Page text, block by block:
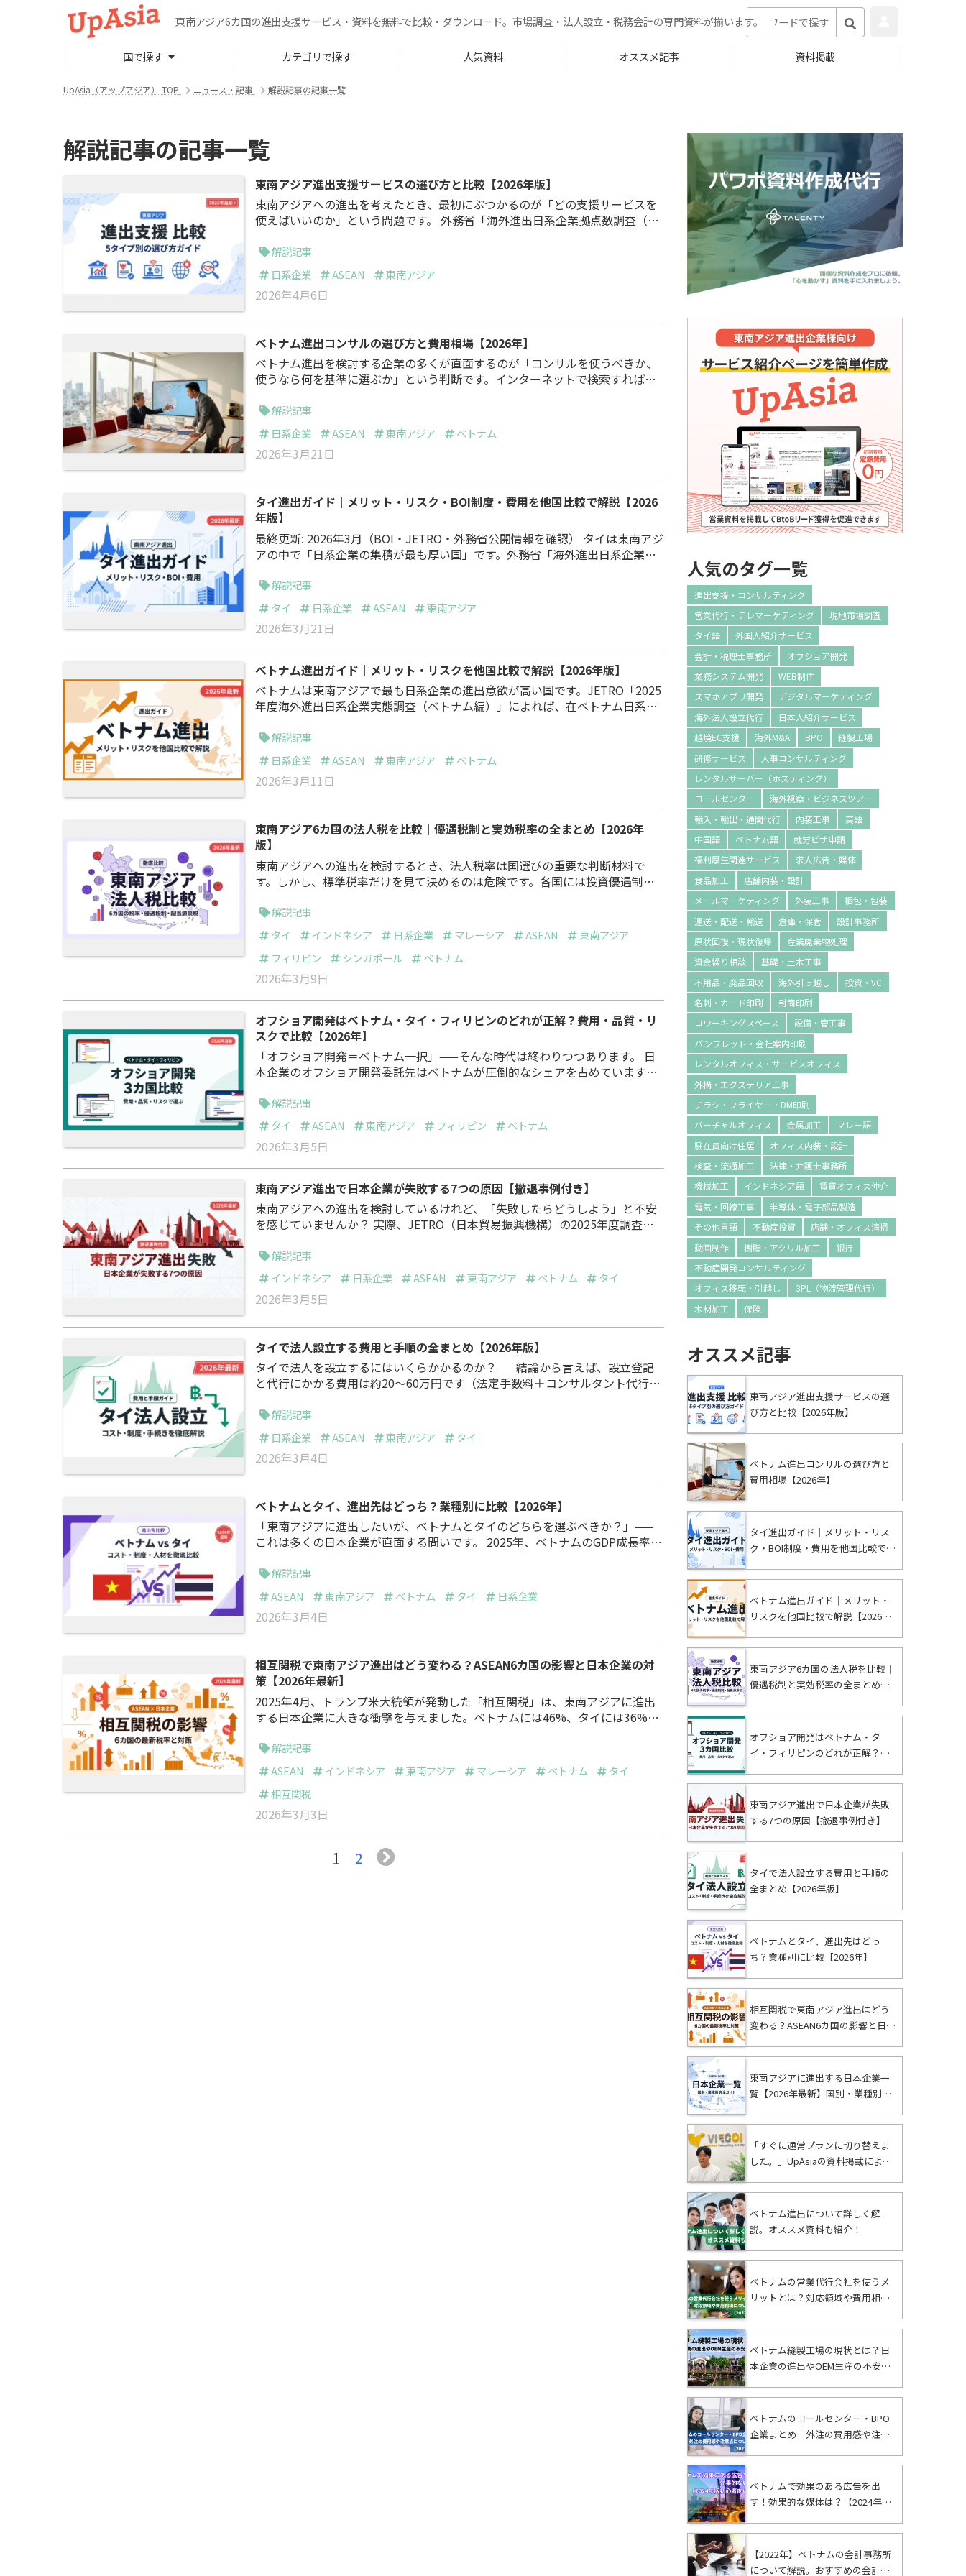
東南アジア6カ国の進出支援サービス・資料を無料で比較・ダウンロード。市場調査・法人設立・税務会計の専門資料が揃います。
国で探す カテゴリで探す 人気資料 オススメ記事 資料掲載
UpAsia（アップアジア） TOP ニュース・記事 解説記事の記事一覧
人気のタグ一覧
進出支援・コンサルティング
営業代行・テレマーケティング
現地市場調査
タイ語
外国人紹介サービス
会計・税理士事務所
オフショア開発
業務システム開発
WEB制作
スマホアプリ開発
デジタルマーケティング
海外法人設立代行
日本人紹介サービス
越境EC支援
海外M&A BPO
縫製工場
研修サービス
人事コンサルティング
レンタルサーバー（ホスティング）
コールセンター
海外視察・ビジネスツアー
輸入・輸出・通関代行
内装工事
英語
中国語
ベトナム語
就労ビザ申請
福利厚生関連サービス
求人広告・媒体
食品加工
店舗内装・設計
メールマーケティング
外装工事
梱包・包装
運送・配送・輸送
倉庫・保管
設計事務所
原状回復・現状復帰
産業廃棄物処理
資金繰り相談
基礎・土木工事
不用品・廃品回収
海外引っ越し
投資・VC
名刺・カード印刷
封筒印刷
コワーキングスペース
設備・管工事
パンフレット・会社案内印刷
レンタルオフィス・サービスオフィス
外構・エクステリア工事
チラシ・フライヤー・DM印刷
バーチャルオフィス
金属加工
マレー語
駐在員向け住居
オフィス内装・設計
検査・流通加工
法律・弁護士事務所
機械加工
インドネシア語
賃貸オフィス仲介
電気・回線工事
半導体・電子部品製造
その他言語
不動産投資
店舗・オフィス清掃
動画制作
樹脂・アクリル加工
銀行
不動産開発コンサルティング
オフィス移転・引越し
3PL（物流管理代行）
木材加工
保険
オススメ記事
東南アジア進出支援サービスの選
び方と比較【2026年版】
ベトナム進出コンサルの選び方と
費用相場【2026年】
タイ進出ガイド｜メリット・リス
ク・BOI制度・費用を他国比較で解
ベトナム進出ガイド｜メリット・
リスクを他国比較で解説【2026年
東南アジア6カ国の法人税を比較｜
優遇税制と実効税率の全まとめ【2
オフショア開発はベトナム・タ
イ・フィリピンのどれが正解？費
年】
東南アジア進出で日本企業が失敗
する7つの原因【撤退事例付き】
タイで法人設立する費用と手順の
全まとめ【2026年版】
ベトナムとタイ、進出先はどっ
ち？業種別に比較【2026年】
相互関税で東南アジア進出はどう
変わる？ASEAN6カ国の影響と日本
東南アジアに進出する日本企業一
覧【2026年最新】国別・業種別ま
「すぐに通常プランに切り替えま
した。」UpAsiaの資料掲載により
Test運営者に聞く成果と挑戦
ベトナム進出について詳しく解
説。オススメ資料も紹介！
ベトナムの営業代行会社を使うメ
リットとは？対応領域や費用相場
ベトナム縫製工場の現状とは？日
本企業の進出やOEM生産の不安を
ベトナムのコールセンター・BPO
企業まとめ｜外注の費用感や注意
ベトナムで効果のある広告を出
す！効果的な媒体は？【2024年版
【2022年】ベトナムの会計事務所
について解説。おすすめの会計事
解説記事の記事一覧
東南アジア進出支援サービスの選び方と比較【2026年版】
東南アジアへの進出を考えたとき、最初にぶつかるのが「どの支援サービスを
使えばいいのか」という問題です。 外務省「海外進出日系企業拠点数調査（20
シア・シンガポール・マレーシア・フィリピン）に進出している日系企業拠点
数は合計約15,000拠点にのぼります[1]。さらにJETRO「2025年度 海外進出日
系企業実態調査（アジア・オセアニア編）」で…
解説記事
日系企業
ASEAN 東南アジア
2026年4月6日
ベトナム進出コンサルの選び方と費用相場【2026年】
ベトナム進出を検討する企業の多くが直面するのが「コンサルを使うべきか、
使うなら何を基準に選ぶか」という判断です。インターネットで検索すれば支
が難しいのが現状です。 この記事のポイント: コンサルが必要な3つの場面と、
不要なケースの判断基準支援タイプ別（総合型・会計税務型・市場調査型・EO
R型）の費用相場と特徴コンサル選びで確認…
解説記事
日系企業
ASEAN 東南アジア ベトナム
2026年3月21日
タイ進出ガイド｜メリット・リスク・BOI制度・費用を他国比較で解説【2026
年版】
最終更新: 2026年3月（BOI・JETRO・外務省公開情報を確認） タイは東南アジ
アの中で「日系企業の集積が最も厚い国」です。外務省「海外進出日系企業拠
点数は6,083拠点[1]。ベトナム（2,543拠点）の約2.4倍にのぼり、東南アジア
でトップを維持しています。 トヨタ、ホンダ、パナソニック、キヤノン――大手製
造業が1960年代から拠点を置き、半世紀以上…
解説記事
タイ
日系企業 ASEAN 東南アジア
2026年3月21日
ベトナム進出ガイド｜メリット・リスクを他国比較で解説【2026年版】
ベトナムは東南アジアで最も日系企業の進出意欲が高い国です。JETRO「2025
年度海外進出日系企業実態調査（ベトナム編）」によれば、在ベトナム日系企
プの数値を記録しています。 しかし、2024年から始まったグローバルミニマム
課税の導入や賃金上昇の加速により、「とにかく安いから」という理由だけで
の進出は通用しなくなりつつあります。 この記…
解説記事
日系企業
ASEAN 東南アジア ベトナム
2026年3月11日
東南アジア6カ国の法人税を比較｜優遇税制と実効税率の全まとめ【2026年
版】
東南アジアへの進出を検討するとき、法人税率は国選びの重要な判断材料で
す。しかし、標準税率だけを見て決めるのは危険です。各国には投資優遇制度
6カ国の法人税率を横断比較し、優遇税制を使った場合の実効税率、日本への配
当にかかる源泉税、2025-2026年の最新改正まで解説します。 東南アジア各国
の進出支援資料を無料でダウンロードできます…
解説記事
タイ
インドネシア 日系企業 マレーシア ASEAN
東南アジア
フィリピン
シンガポール ベトナム
2026年3月9日
オフショア開発はベトナム・タイ・フィリピンのどれが正解？費用・品質・リ
スクで比較【2026年】
「オフショア開発＝ベトナム一択」——そんな時代は終わりつつあります。 日
本企業のオフショア開発委託先はベトナムが圧倒的なシェアを占めています
拠点を分散させる動きが加速しています。オフショア開発.comの「オフショア
開発白書」によれば、ベトナムのシェアは約60%と依然トップですが、2位以
下の国々への関心も確実に高まっています。 しかし…
解説記事
タイ
ASEAN 東南アジア フィリピン ベトナム
2026年3月5日
東南アジア進出で日本企業が失敗する7つの原因【撤退事例付き】
東南アジアへの進出を検討しているけれど、「失敗したらどうしよう」と不安
を感じていませんか？ 実際、JETRO（日本貿易振興機構）の2025年度調査に
のは66.5%。ASEAN主要国別ではインドネシア69.1%、ベトナム67.5%、シン
ガポール66.8%、タイ63.3%と国によって差があります。裏を返せば、約3社に
1社は黒字ではなく、均衡または赤字の状態です。スバル…
解説記事
インドネシア
日系企業 ASEAN 東南アジア ベトナム タイ
2026年3月5日
タイで法人設立する費用と手順の全まとめ【2026年版】
タイで法人を設立するにはいくらかかるのか？——結論から言えば、設立登記
と代行にかかる費用は約20〜60万円です（法定手数料＋コンサルタント代行
I（タイ投資委員会）認可の有無によって大きく変わります。なお、外資マジョ
リティー企業（外資50%超）では外国人1人あたり最低200万バーツの払込資本
金が必要であり、FBA（外国人事業法）の規制業種では原…
解説記事
日系企業
ASEAN 東南アジア タイ
2026年3月4日
ベトナムとタイ、進出先はどっち？業種別に比較【2026年】
「東南アジアに進出したいが、ベトナムとタイのどちらを選ぶべきか？」——
これは多くの日本企業が直面する問いです。 2025年、ベトナムのGDP成長率は
信 2026年1月）。一方、タイは政情不安もあり2.4%の成長にとどまっています
（出典：JETRO ビジネス短信 2026年2月）。日本経済新聞は、ベトナムの名目
GDPが2026年にもタイを逆転すると報じています。 …
解説記事
ASEAN
東南アジア ベトナム タイ 日系企業
2026年3月4日
相互関税で東南アジア進出はどう変わる？ASEAN6カ国の影響と日本企業の対
策【2026年最新】
2025年4月、トランプ米大統領が発動した「相互関税」は、東南アジアに進出
する日本企業に大きな衝撃を与えました。ベトナムには46%、タイには36%と
ました。 しかし、その後の各国と米国の交渉により、税率は大幅に引き下げら
れています。2025年8月の修正後、ベトナムは20%、タイ・インドネシアは1
9%に落ち着きました。 この記事では、ASEAN主要6カ…
解説記事
ASEAN
インドネシア 東南アジア マレーシア ベトナム
タイ
相互関税
2026年3月3日
1 2